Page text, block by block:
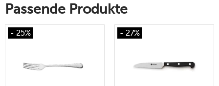
Passende Produkte
- 25% - 27%